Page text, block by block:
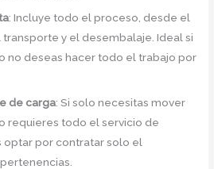
: Incluye todo el proceso, desde el
y el desembalaje. Ideal si
no deseas hacer todo el trabajo por
de carga: Si solo necesitas mover
requieres todo el servicio de
optar por contratar solo el